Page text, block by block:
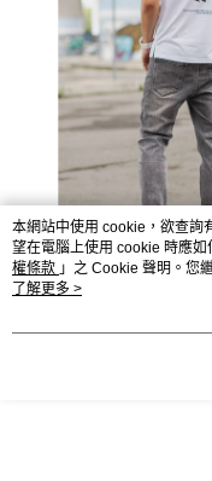
本網站中使用 cookie，欲查詢
望在電腦上使用 cookie 時應
權條款 」之 Cookie 聲明。您
用條款之 Cookie 聲明使用
了解更多 >